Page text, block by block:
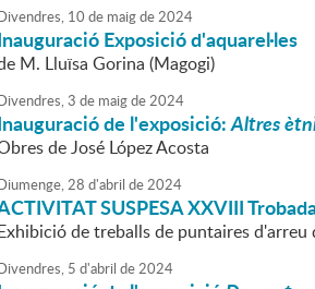
10 de maigde2024
Exposició d'aquarel·les
M. Lluïsa Gorina (Magogi)
3 de maigde2024
de l'exposició:Altres
de José López Acosta
28 d'abril de2024
SUSPESAXXVIII
de treballs de puntaires d'arreu
5 d'abril de2024